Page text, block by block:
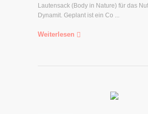
Lautensack (Body in Nature) für das
Dynamit. Geplant ist ein Co ...
Weiterlesen